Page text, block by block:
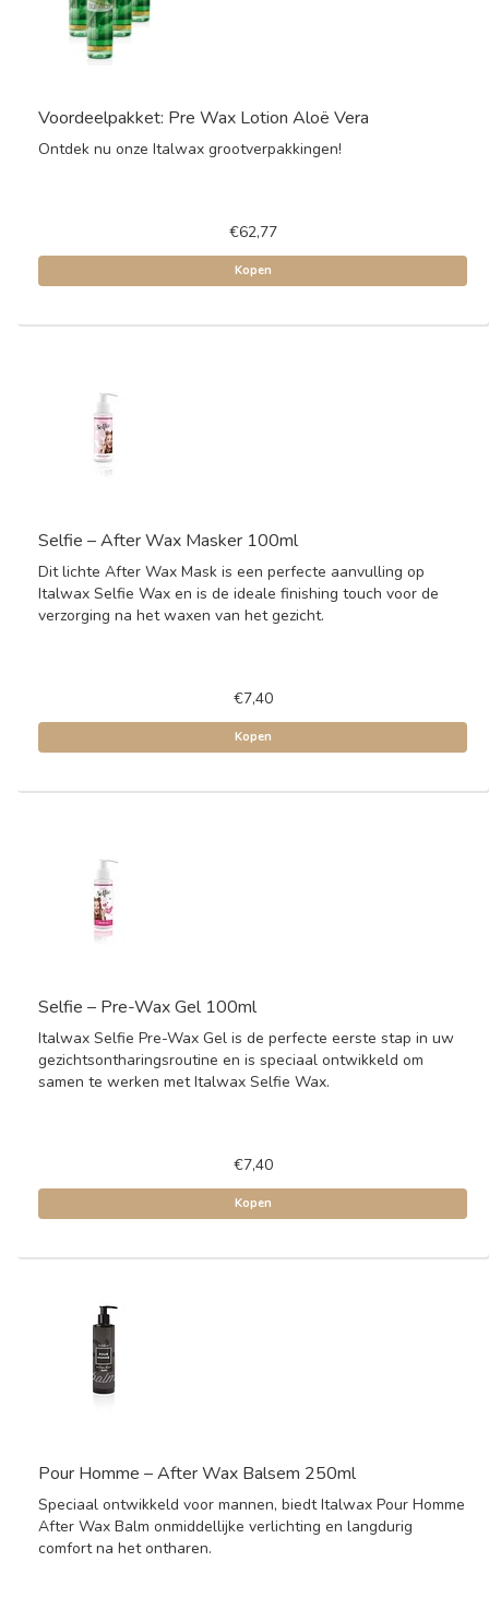
Voordeelpakket: Pre Wax Lotion Aloë Vera
Ontdek nu onze Italwax grootverpakkingen!
€62,77
Kopen
Selfie – After Wax Masker 100ml
Dit lichte After Wax Mask is een perfecte aanvulling op
Italwax Selfie Wax en is de ideale finishing touch voor de
verzorging na het waxen van het gezicht.
€7,40
Kopen
Selfie – Pre-Wax Gel 100ml
Italwax Selfie Pre-Wax Gel is de perfecte eerste stap in uw
gezichtsontharingsroutine en is speciaal ontwikkeld om
samen te werken met Italwax Selfie Wax.
€7,40
Kopen
Pour Homme – After Wax Balsem 250ml
Speciaal ontwikkeld voor mannen, biedt Italwax Pour Homme
After Wax Balm onmiddellijke verlichting en langdurig
comfort na het ontharen.